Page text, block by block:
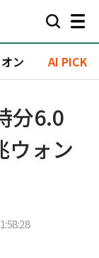
ン AI PICK
分6.0
ォン